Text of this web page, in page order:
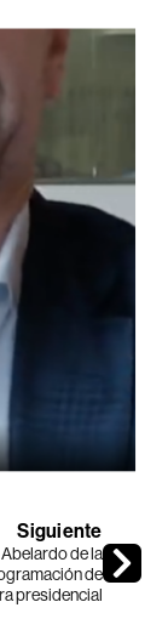
Siguiente
de la
de
presidencial